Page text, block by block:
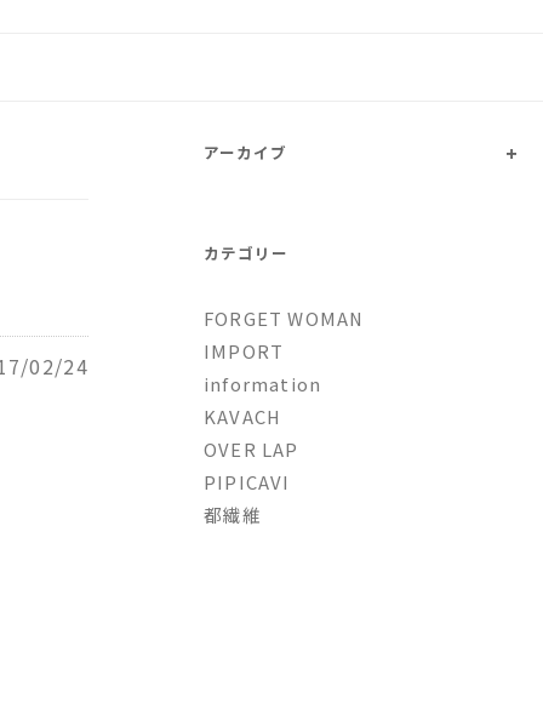
02/24
アーカイブ +
カテゴリー
FORGET WOMAN
IMPORT
information
KAVACH
OVER LAP
PIPICAVI
都繊維